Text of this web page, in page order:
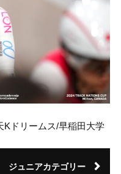
Kドリームス/早稲田大学
ジュニアカテゴリー